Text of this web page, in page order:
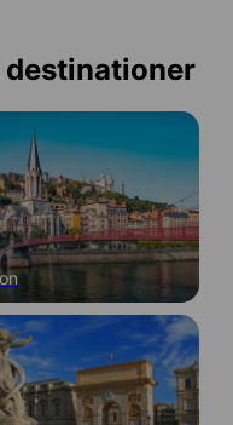
destinationer